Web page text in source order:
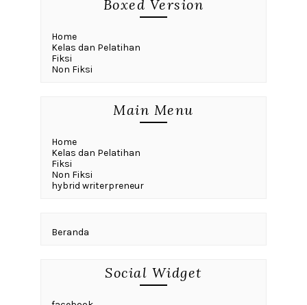
Boxed Version
Home
Kelas dan Pelatihan
Fiksi
Non Fiksi
Main Menu
Home
Kelas dan Pelatihan
Fiksi
Non Fiksi
hybrid writerpreneur
Beranda
Social Widget